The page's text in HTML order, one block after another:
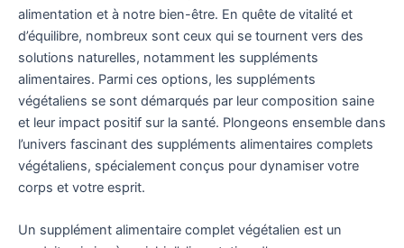
alimentation et à notre bien-être. En quête de vitalité et
d’équilibre, nombreux sont ceux qui se tournent vers des
solutions naturelles, notamment les suppléments
alimentaires. Parmi ces options, les suppléments
végétaliens se sont démarqués par leur composition saine
et leur impact positif sur la santé. Plongeons ensemble dans
l’univers fascinant des suppléments alimentaires complets
végétaliens, spécialement conçus pour dynamiser votre
corps et votre esprit.
Un supplément alimentaire complet végétalien est un